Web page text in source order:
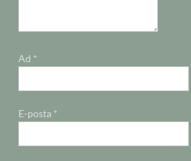
Ad *
E-posta *